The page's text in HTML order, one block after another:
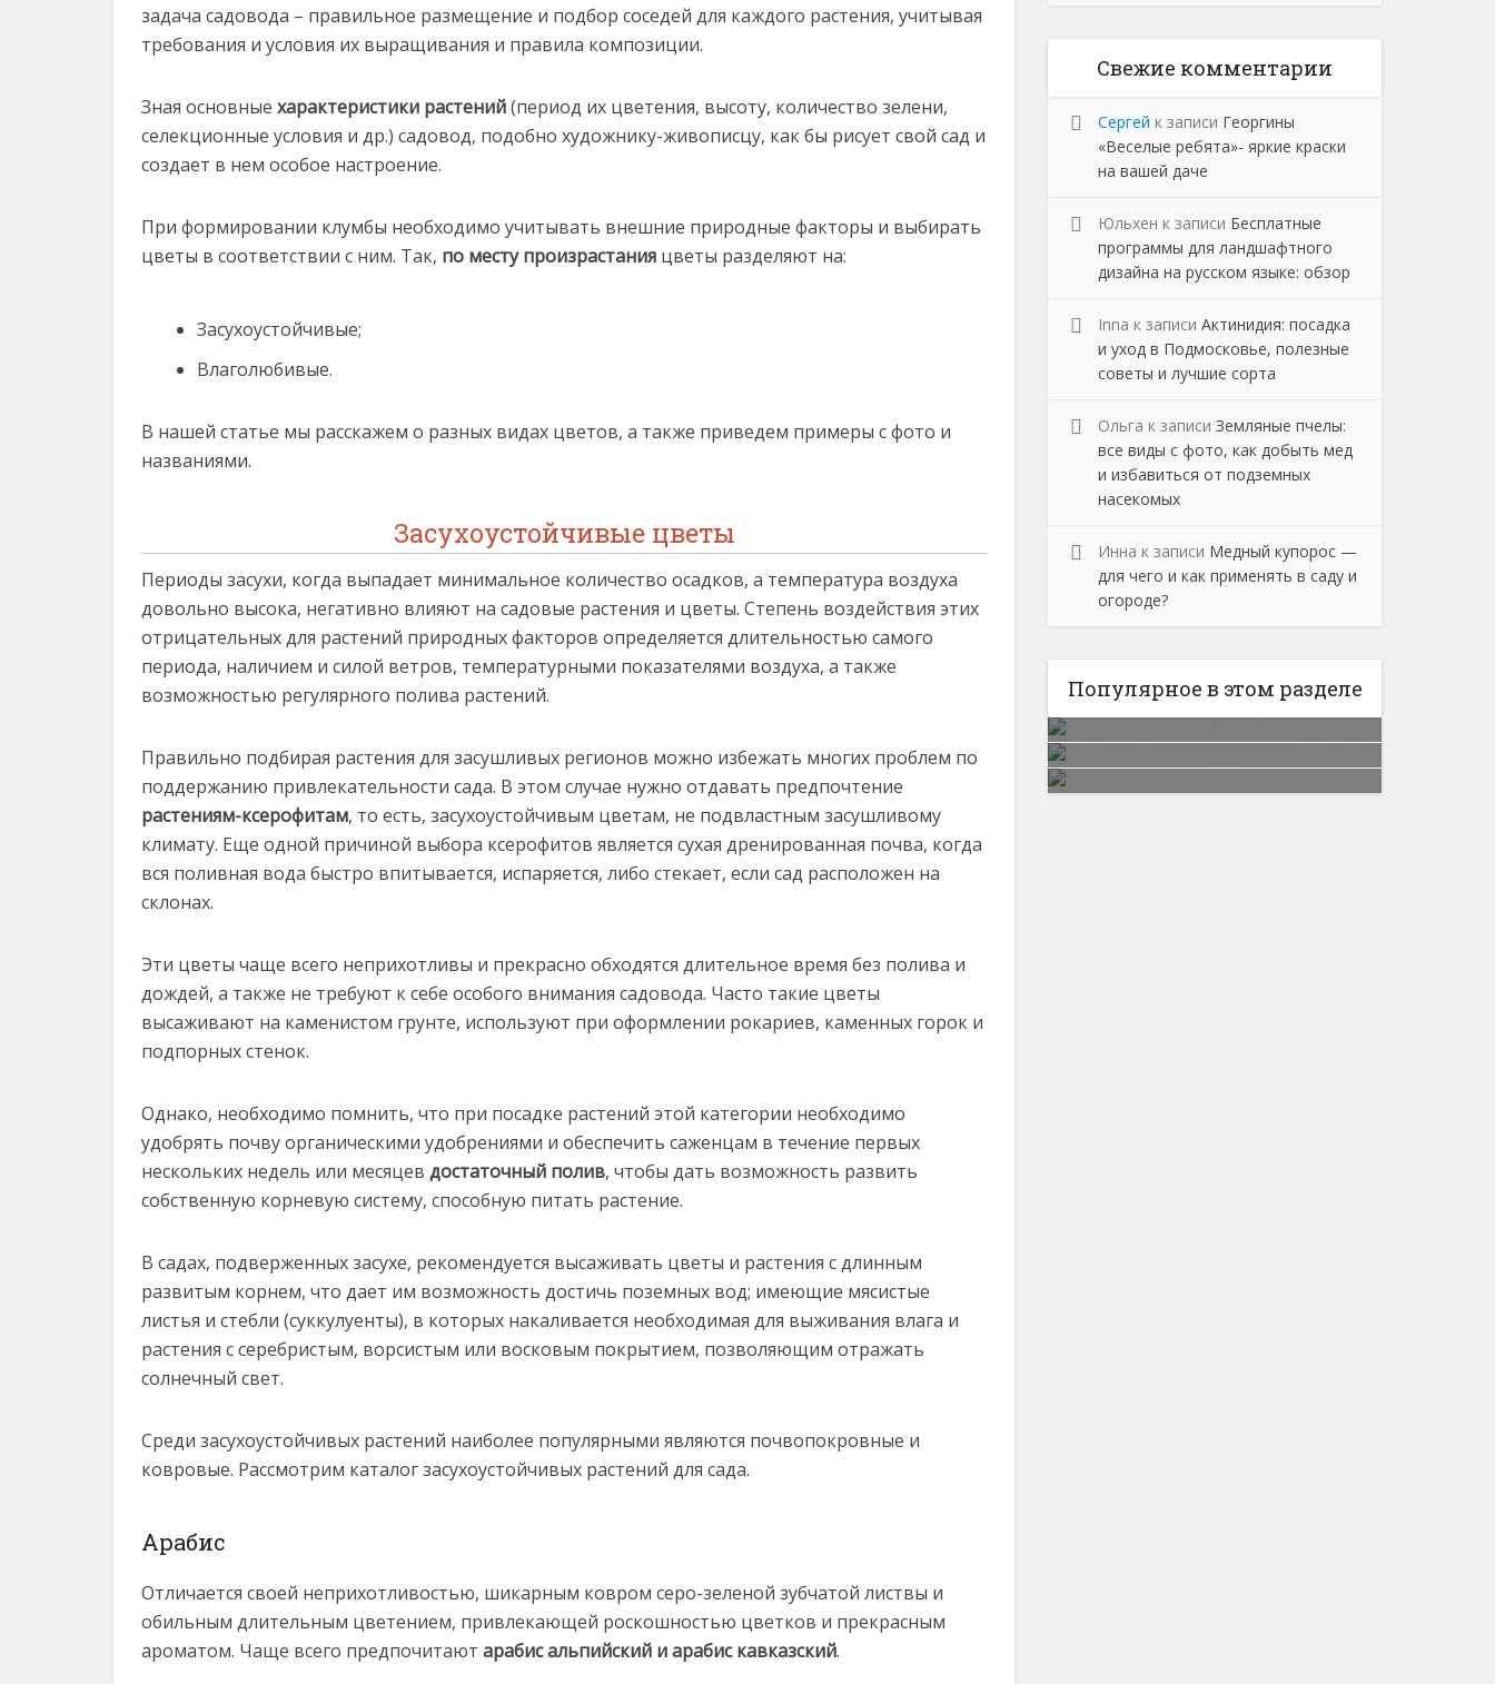
задача садовода – правильное размещение и подбор соседей для каждого растения, учитывая
требования и условия их выращивания и правила композиции.
Зная основные характеристики растений(период их цветения, высоту, количество зелени,
селекционные условия и др.) садовод, подобно художнику-живописцу, как бы рисует свой сад и
создает в нем особое настроение.
При формировании клумбы необходимо учитывать внешние природные факторы и выбирать
цветы в соответствии с ним. Так, по месту произрастания цветы разделяют на:
Засухоустойчивые;
Влаголюбивые.
В нашей статье мы расскажем о разных видах цветов, а также приведем примеры с фото и
названиями.
Засухоустойчивые цветы
Периоды засухи, когда выпадает минимальное количество осадков, а температура воздуха
довольно высока, негативно влияют на садовые растения и цветы. Степень воздействия этих
отрицательных для растений природных факторов определяется длительностью самого
периода, наличием и силой ветров, температурными показателями воздуха, а также
возможностью регулярного полива растений.
Правильно подбирая растения для засушливых регионов можно избежать многих проблем по
поддержанию привлекательности сада. В этом случае нужно отдавать предпочтение
растениям-ксерофитам, то есть, засухоустойчивым цветам, не подвластным засушливому
климату. Еще одной причиной выбора ксерофитов является сухая дренированная почва, когда
вся поливная вода быстро впитывается, испаряется, либо стекает, если сад расположен на
склонах.
Эти цветы чаще всего неприхотливы и прекрасно обходятся длительное время без полива и
дождей, а также не требуют к себе особого внимания садовода. Часто такие цветы
высаживают на каменистом грунте, используют при оформлении рокариев, каменных горок и
подпорных стенок.
Однако, необходимо помнить, что при посадке растений этой категории необходимо
удобрять почву органическими удобрениями и обеспечить саженцам в течение первых
нескольких недель или месяцев достаточный полив, чтобы дать возможность развить
собственную корневую систему, способную питать растение.
В садах, подверженных засухе, рекомендуется высаживать цветы и растения с длинным
развитым корнем, что дает им возможность достичь поземных вод; имеющие мясистые
листья и стебли (суккулуенты), в которых накаливается необходимая для выживания влага и
растения с серебристым, ворсистым или восковым покрытием, позволяющим отражать
солнечный свет.
Среди засухоустойчивых растений наиболее популярными являются почвопокровные и
ковровые. Рассмотрим каталог засухоустойчивых растений для сада.
Арабис
Отличается своей неприхотливостью, шикарным ковром серо-зеленой зубчатой листвы и
обильным длительным цветением, привлекающей роскошностью цветков и прекрасным
ароматом. Чаще всего предпочитают арабис альпийский и арабис кавказский.
Свежие комментарии
Сергей к записи Георгины
«Веселые ребята»- яркие краски
на вашей даче
Юльхен к записи Бесплатные
программы для ландшафтного
дизайна на русском языке: обзор
Inna к записи Актинидия: посадка
и уход в Подмосковье, полезные
советы и лучшие сорта
Ольга к записи Земляные пчелы:
все виды с фото, как добыть мед
и избавиться от подземных
насекомых
Инна к записи Медный купорос —
для чего и как применять в саду и
огороде?
Популярное в этом разделе